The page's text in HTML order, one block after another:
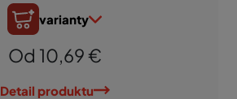
varianty
Od 10,69 €
Detail produktu